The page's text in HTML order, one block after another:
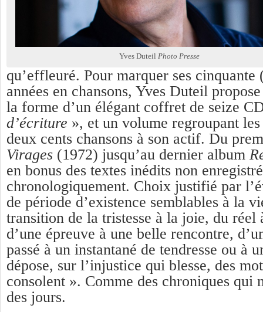
Yves Duteil Photo Presse
qu’effleuré. Pour marquer ses cinquante
années en chansons, Yves Duteil
la forme d’un élégant coffret de seize
d’écriture », et un volume regroupant
deux cents chansons à son actif. Du
Virages (1972) jusqu’au dernier album
en bonus des textes inédits non
chronologiquement. Choix justifié par
de période d’existence semblables à la
transition de la tristesse à la joie, du réel
d’une épreuve à une belle rencontre,
passé à un instantané de tendresse ou à
dépose, sur l’injustice qui blesse, des
consolent ». Comme des chroniques qui
des jours.